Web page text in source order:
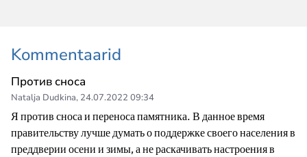
Kommentaarid
Против сноса
Natalja Dudkina, 24.07.2022 09:34
Я против сноса и переноса памятника. В данное время
правительству лучше думать о поддержке своего населения в
преддверии осени и зимы, а не раскачивать настроения в